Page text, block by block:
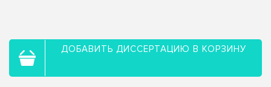
ДОБАВИТЬ ДИССЕРТАЦИЮ В КОРЗИНУ